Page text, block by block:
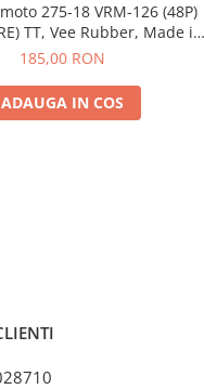
275-18 VRM-126 (48P)
TT, Vee Rubber, Made in
Thailand
185,00 RON
ADAUGA IN COS